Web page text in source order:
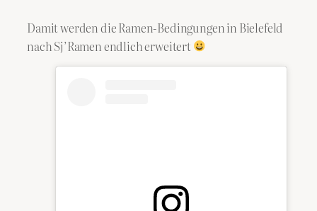
Damit werden die Ramen-Bedingungen in Bielefeld
nach Sj’Ramen endlich erweitert